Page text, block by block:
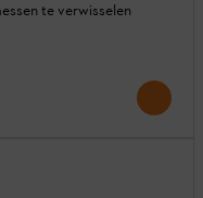
te verwisselen